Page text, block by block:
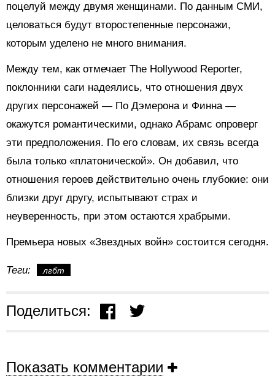
поцелуй между двумя женщинами. По данным СМИ,
целоваться будут второстепенные персонажи,
которым уделено не много внимания.
Между тем, как отмечает The Hollywood Reporter,
поклонники саги надеялись, что отношения двух
других персонажей — По Дэмерона и Финна —
окажутся романтическими, однако Абрамс опроверг
эти предположения. По его словам, их связь всегда
была только «платонической». Он добавил, что
отношения героев действительно очень глубокие: они
близки друг другу, испытывают страх и
неуверенность, при этом остаются храбрыми.
Премьера новых «Звездных войн» состоится сегодня.
Теги: лгбт
Поделиться:
Показать комментарии